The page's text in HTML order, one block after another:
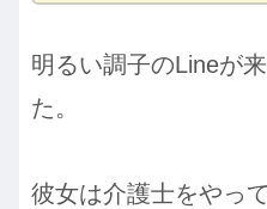
明るい調子のLineが
た。
彼女は介護士をやっ